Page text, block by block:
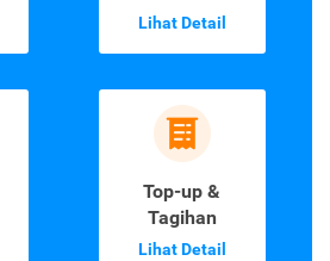
Lihat Detail
Top-up &
Tagihan
Lihat Detail